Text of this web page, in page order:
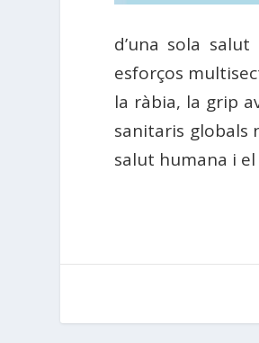
d’una sola
esforços
la ràbia, la grip
sanitaris globals
salut humana i